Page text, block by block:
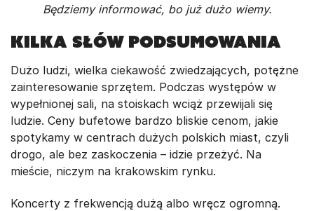
Będziemy informować, bo już dużo wiemy.
Kilka słów podsumowania
Dużo ludzi, wielka ciekawość zwiedzających, potężne
zainteresowanie sprzętem. Podczas występów w
wypełnionej sali, na stoiskach wciąż przewijali się
ludzie. Ceny bufetowe bardzo bliskie cenom, jakie
spotykamy w centrach dużych polskich miast, czyli
drogo, ale bez zaskoczenia – idzie przeżyć. Na
mieście, niczym na krakowskim rynku.
Koncerty z frekwencją dużą albo wręcz ogromną.